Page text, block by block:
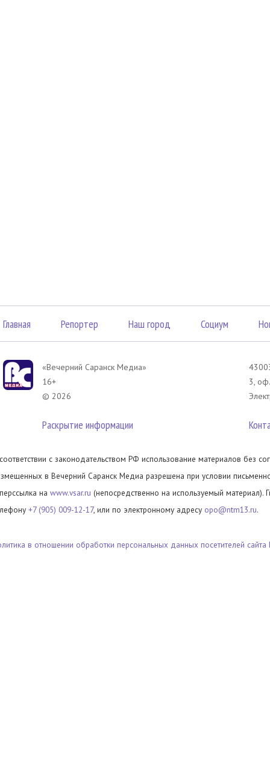
Главная Репортер Наш город Социум
«Вечерний Саранск Mедиа»
16+
© 2026
Раскрытие информации
3,
с законодательством РФ использование материалов без
в Вечерний Саранск Медиа разрешена при условии
на www.vsar.ru (непосредственно на используемый материал).
+7 (905) 009-12-17, или по электронному адресу opo@ntm13.ru.
в отношении обработки персональных данных посетителей